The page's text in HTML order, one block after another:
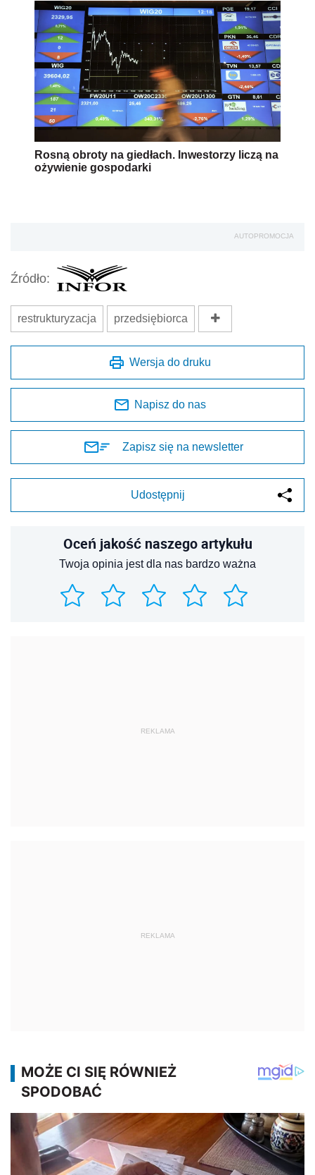
Rosną obroty na giedłach. Inwestorzy liczą na
ożywienie gospodarki
AUTOPROMOCJA
Źródło:
restrukturyzacja przedsiębiorca
Wersja do druku
Napisz do nas
Zapisz się na newsletter
Udostępnij
Oceń jakość naszego artykułu
Twoja opinia jest dla nas bardzo ważna
REKLAMA
REKLAMA